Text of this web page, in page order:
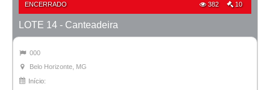
ENCERRADO 382 10
LOTE 14 - Canteadeira
000
Belo Horizonte, MG
Início: